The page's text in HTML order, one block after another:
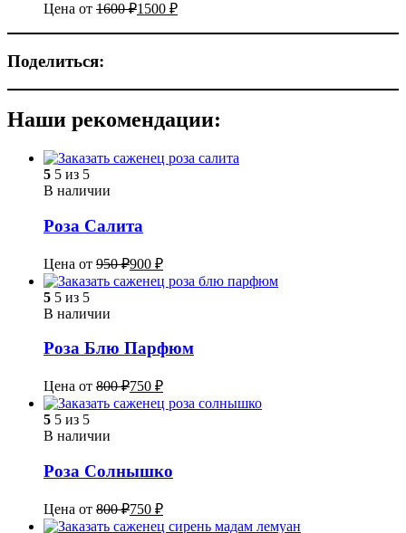
Цена от 1600₽1500 ₽
Поделиться:
Наши рекомендации:
5 5 из 5
В наличии
Роза Салита
Цена от 950₽900 ₽
5 5 из 5
В наличии
Роза Блю Парфюм
Цена от 800₽750 ₽
5 5 из 5
В наличии
Роза Солнышко
Цена от 800₽750 ₽